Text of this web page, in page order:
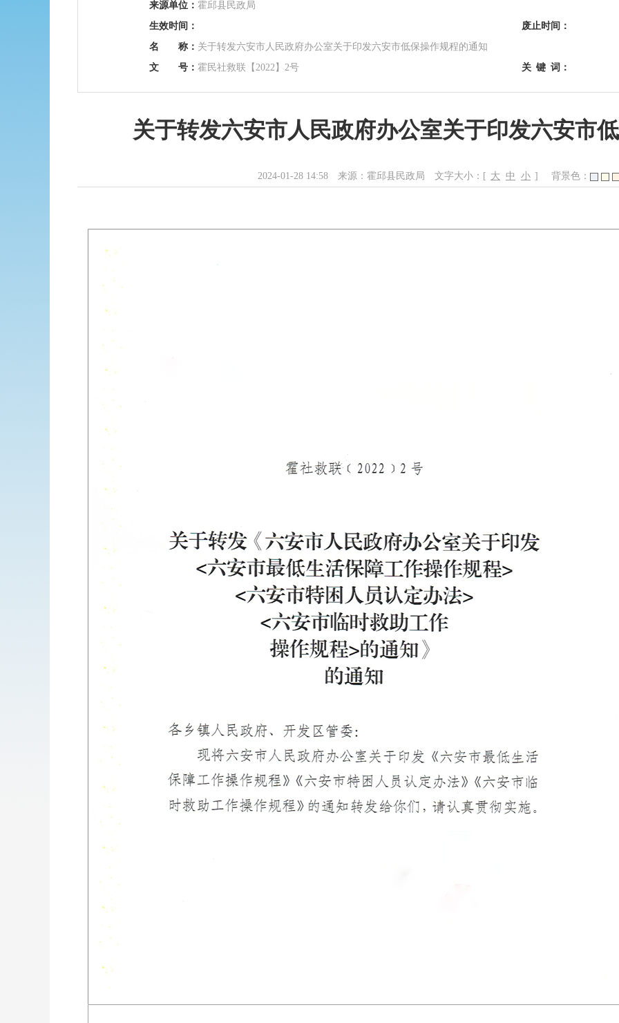
来源单位： 霍邱县民政局
生效时间：
废止时间：
名 称： 关于转发六安市人民政府办公室关于印发六安市低保操作规程的通知
文 号： 霍民社救联【2022】2号 关 键 词：
关于转发六安市人民政府办公室关于印发六安市
2024-01-28 14:58 来源：霍邱县民政局 文字大小：[ 大 中 小 ] 背景色：